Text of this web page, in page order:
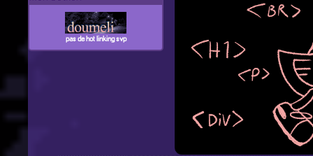
pas de hot linking svp